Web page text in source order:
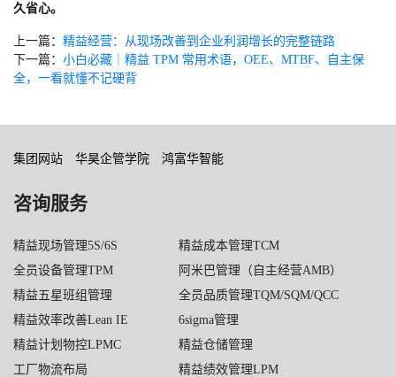
久省心。
上一篇： 精益经营：从现场改善到企业利润增长的完整链路
下一篇： 小白必藏｜精益 TPM 常用术语，OEE、MTBF、自主保
全，一看就懂不记硬背
集团网站 华昊企管学院 鸿富华智能
咨询服务
精益现场管理5S/6S
全员设备管理TPM
精益五星班组管理
精益效率改善Lean IE
精益计划物控LPMC
工厂物流布局
精益成本管理TCM
阿米巴管理（自主经营AMB）
全员品质管理TQM/SQM/QCC
6sigma管理
精益仓储管理
精益绩效管理LPM